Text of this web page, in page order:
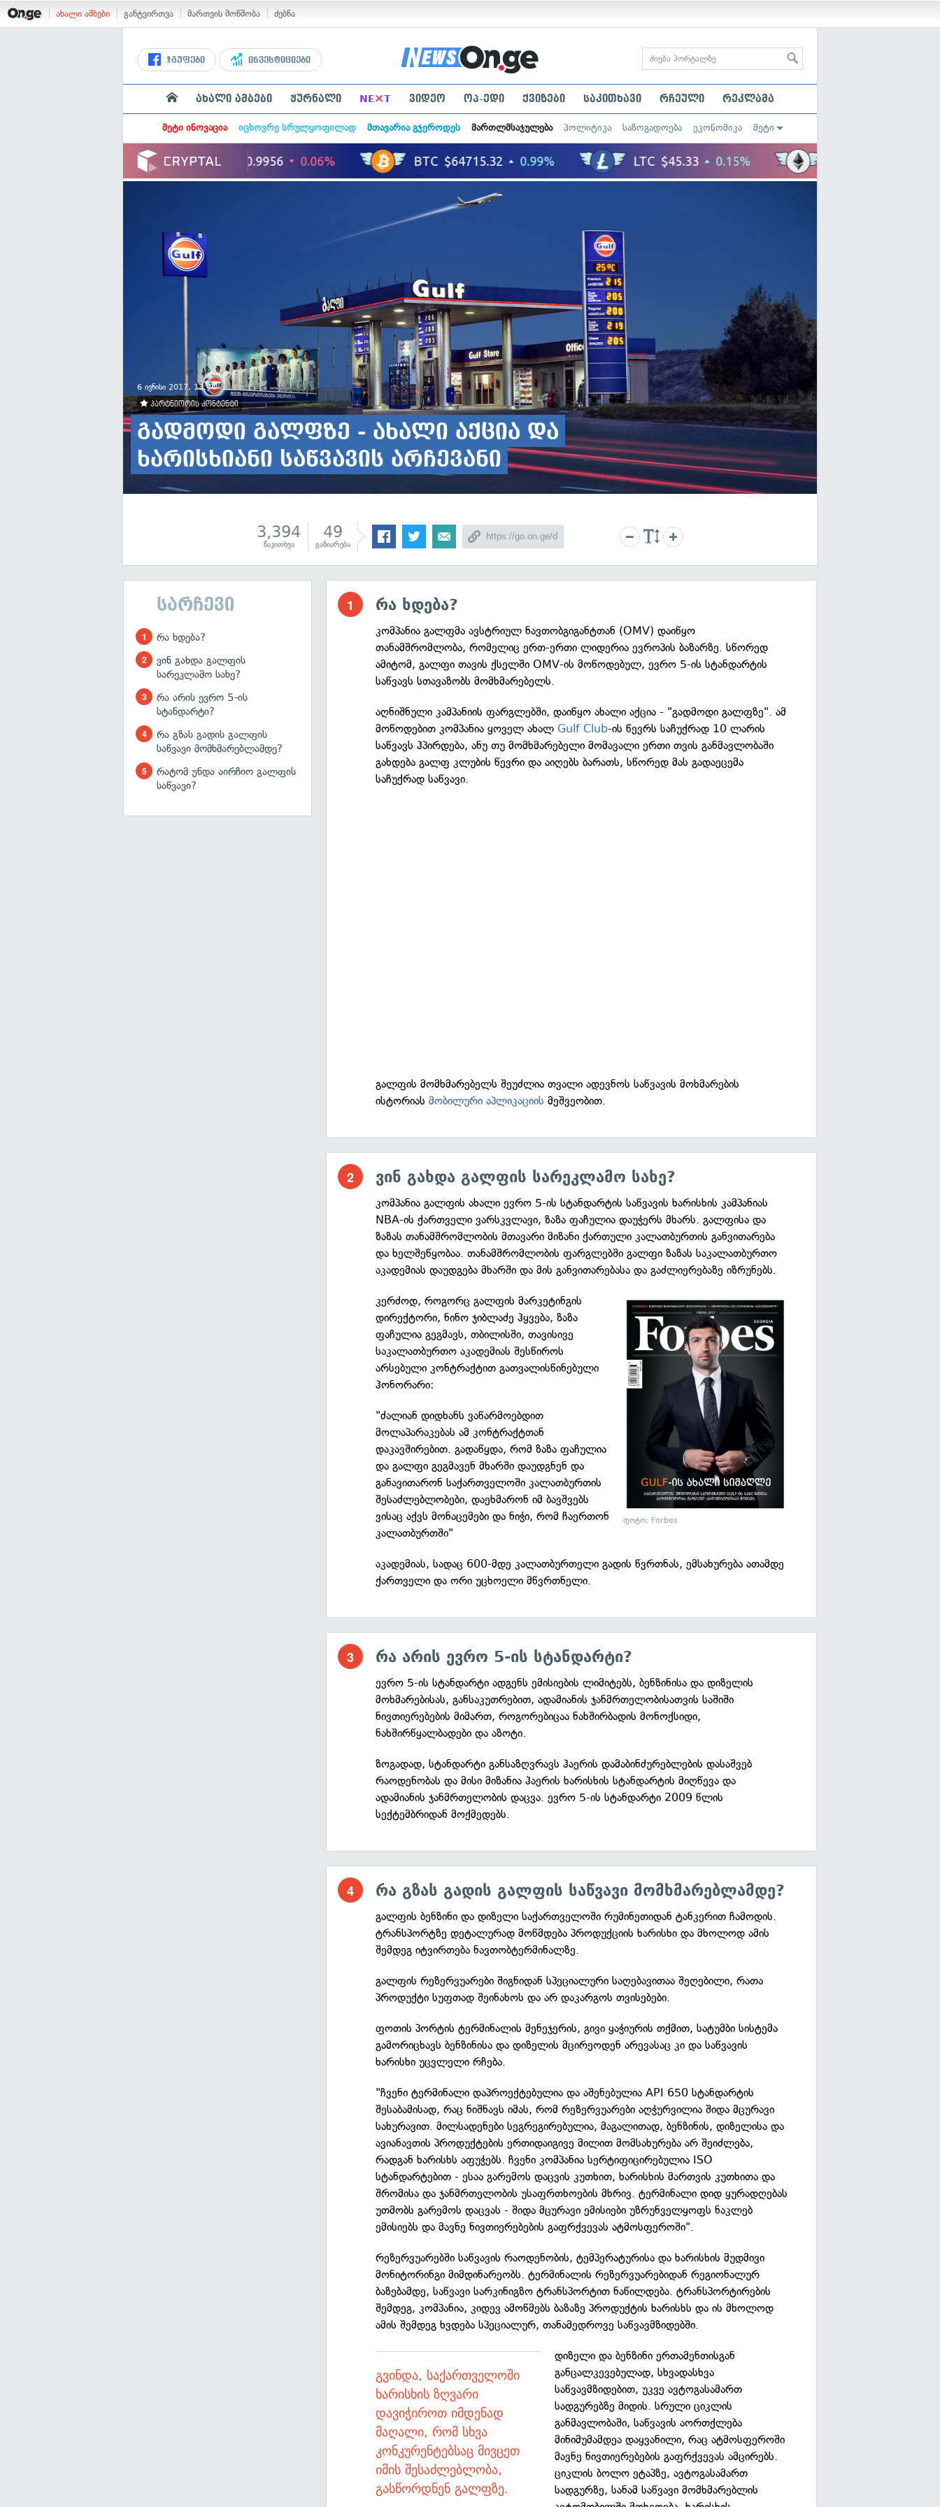
ახალი ამბები განტვირთვა მართვის მოწმობა ძებნა
ჯგუფები ინვესტიციები
ახალი ამბები ჟურნალი NE×T ვიდეო ოპ-ედი ქვიზები საკითხავი რჩეული რეკლამა
მეტი ინოვაცია იცხოვრე სრულყოფილად მთავარია გჯეროდეს მართლმსაჯულება პოლიტიკა საზოგადოება ეკონომიკა მეტი
6 ივნისი 2017, 13:44
პარტნიორის კონტენტი
გადმოდი გალფზე - ახალი აქცია და
ხარისხიანი საწვავის არჩევანი
3,394
წაკითხვა
49
გაზიარება
სარჩევი
რა ხდება?
ვინ გახდა გალფის
სარეკლამო სახე?
რა არის ევრო 5-ის
სტანდარტი?
რა გზას გადის გალფის
საწვავი მომხმარებლამდე?
რატომ უნდა აირჩიო გალფის
საწვავი?
რა ხდება?
კომპანია გალფმა ავსტრიულ ნავთობგიგანტთან (OMV) დაიწყო
თანამშრომლობა, რომელიც ერთ-ერთი ლიდერია ევროპის ბაზარზე. სწორედ
ამიტომ, გალფი თავის ქსელში OMV-ის მოწოდებულ, ევრო 5-ის სტანდარტის
საწვავს სთავაზობს მომხმარებელს.
აღნიშნული კამპანიის ფარგლებში, დაიწყო ახალი აქცია - "გადმოდი გალფზე". ამ
მოწოდებით კომპანია ყოველ ახალ Gulf Club-ის წევრს საჩუქრად 10 ლარის
საწვავს ჰპირდება, ანუ თუ მომხმარებელი მომავალი ერთი თვის განმავლობაში
გახდება გალფ კლუბის წევრი და აიღებს ბარათს, სწორედ მას გადაეცემა
საჩუქრად საწვავი.
გალფის მომხმარებელს შეუძლია თვალი ადევნოს საწვავის მოხმარების
ისტორიას მობილური აპლიკაციის მეშვეობით.
ვინ გახდა გალფის სარეკლამო სახე?
კომპანია გალფის ახალი ევრო 5-ის სტანდარტის საწვავის ხარისხის კამპანიას
NBA-ის ქართველი ვარსკვლავი, ზაზა ფაჩულია დაუჭერს მხარს. გალფისა და
ზაზას თანამშრომლობის მთავარი მიზანი ქართული კალათბურთის განვითარება
და ხელშეწყობაა. თანამშრომლობის ფარგლებში გალფი ზაზას საკალათბურთო
აკადემიას დაუდგება მხარში და მის განვითარებასა და გაძლიერებაზე იზრუნებს.
ფოტო: Forbes
კერძოდ, როგორც გალფის მარკეტინგის
დირექტორი, ნინო ჯიბლაძე ჰყვება, ზაზა
ფაჩულია გეგმავს, თბილისში, თავისივე
საკალათბურთო აკადემიას შესწიროს
არსებული კონტრაქტით გათვალისწინებული
ჰონორარი:
"ძალიან დიდხანს ვაწარმოებდით
მოლაპარაკებას ამ კონტრაქტთან
დაკავშირებით. გადაწყდა, რომ ზაზა ფაჩულია
და გალფი გეგმავენ მხარში დაუდგნენ და
განავითარონ საქართველოში კალათბურთის
შესაძლებლობები, დაეხმარონ იმ ბავშვებს
ვისაც აქვს მონაცემები და ნიჭი, რომ ჩაერთონ
კალათბურთში"
აკადემიას, სადაც 600-მდე კალათბურთელი გადის წვრთნას, ემსახურება ათამდე
ქართველი და ორი უცხოელი მწვრთნელი.
რა არის ევრო 5-ის სტანდარტი?
ევრო 5-ის სტანდარტი ადგენს ემისიების ლიმიტებს, ბენზინისა და დიზელის
მოხმარებისას, განსაკუთრებით, ადამიანის ჯანმრთელობისათვის საშიში
ნივთიერებების მიმართ, როგორებიცაა ნახშირბადის მონოქსიდი,
ნახშირწყალბადები და აზოტი.
ზოგადად, სტანდარტი განსაზღვრავს ჰაერის დამაბინძურებლების დასაშვებ
რაოდენობას და მისი მიზანია ჰაერის ხარისხის სტანდარტის მიღწევა და
ადამიანის ჯანმრთელობის დაცვა. ევრო 5-ის სტანდარტი 2009 წლის
სექტემბრიდან მოქმედებს.
რა გზას გადის გალფის საწვავი მომხმარებლამდე?
გალფის ბენზინი და დიზელი საქართველოში რუმინეთიდან ტანკერით ჩამოდის.
ტრანსპორტზე დეტალურად მოწმდება პროდუქციის ხარისხი და მხოლოდ ამის
შემდეგ იტვირთება ნავთობტერმინალზე.
გალფის რეზერვუარები შიგნიდან სპეციალური საღებავითაა შეღებილი, რათა
პროდუქტი სუფთად შეინახოს და არ დაკარგოს თვისებები.
ფოთის პორტის ტერმინალის მენეჯერის, გივი ყაჭიურის თქმით, სატუმბი სისტემა
გამორიცხავს ბენზინისა და დიზელის მცირეოდენ არევასაც კი და საწვავის
ხარისხი უცვლელი რჩება.
"ჩვენი ტერმინალი დაპროექტებულია და აშენებულია API 650 სტანდარტის
შესაბამისად, რაც ნიშნავს იმას, რომ რეზერვუარები აღჭურვილია შიდა მცურავი
სახურავით. მილსადენები სეგრეგირებულია, მაგალითად, ბენზინის, დიზელისა და
ავიანავთის პროდუქტების ერთიდაიგივე მილით მომსახურება არ შეიძლება,
რადგან ხარისხს აფუჭებს. ჩვენი კომპანია სერტიფიცირებულია ISO
სტანდარტებით - ესაა გარემოს დაცვის კუთხით, ხარისხის მართვის კუთხითა და
შრომისა და ჯანმრთელობის უსაფრთხოების მხრივ. ტერმინალი დიდ ყურადღებას
უთმობს გარემოს დაცვას - შიდა მცურავი ემისიები უზრუნველყოფს ნაკლებ
ემისიებს და მავნე ნივთიერებების გაფრქვევას ატმოსფეროში".
რეზერვუარებში საწვავის რაოდენობის, ტემპერატურისა და ხარისხის მუდმივი
მონიტორინგი მიმდინარეობს. ტერმინალის რეზერვუარებიდან რეგიონალურ
ბაზებამდე, საწვავი სარკინიგზო ტრანსპორტით ნაწილდება. ტრანსპორტირების
შემდეგ, კომპანია, კიდევ ამოწმებს ბაზაზე პროდუქტის ხარისხს და ის მხოლოდ
ამის შემდეგ ხვდება სპეციალურ, თანამედროვე საწვავმზიდებში.
გვინდა, საქართველოში
ხარისხის ზღვარი
დავიჭიროთ იმდენად
მაღალი, რომ სხვა
კონკურენტებსაც მივცეთ
იმის შესაძლებლობა,
გასწორდნენ გალფზე.
დიზელი და ბენზინი ერთამენთისგან
განცალკევებულად, სხვადასხვა
საწვავმზიდებით, უკვე ავტოგასამართ
სადგურებზე მიდის. სრული ციკლის
განმავლობაში, საწვავის აორთქლება
მინიმუმამდეა დაყვანილი, რაც ატმოსფეროში
მავნე ნივთიერებების გაფრქვევას ამცირებს.
ციკლის ბოლო ეტაპზე, ავტოგასამართ
სადგურზე, სანამ საწვავი მომხმარებლის